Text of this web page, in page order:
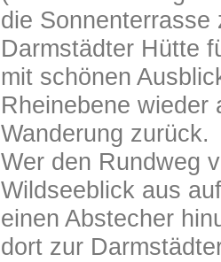
die Sonnenterrasse
Darmstädter Hütte
mit schönen
Rheinebene wieder
Wanderung zurück.
Wer den Rundweg
Wildseeblick aus
einen Abstecher
dort zur